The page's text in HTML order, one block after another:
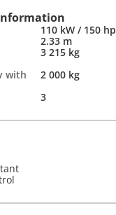
110 kW / 150 hp
2.33 m
3 215 kg
with
2 000 kg
3